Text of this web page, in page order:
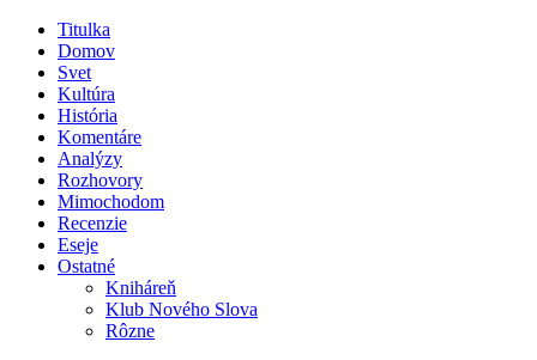
Titulka
Domov
Svet
Kultúra
História
Komentáre
Analýzy
Rozhovory
Mimochodom
Recenzie
Eseje
Ostatné
Kniháreň
Klub Nového Slova
Rôzne